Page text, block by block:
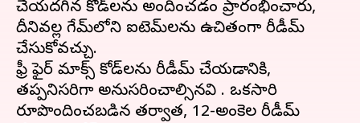
చేయదగిన కోడ్‌లను అందించడం ప్రారంభించారు,
దీనివల్ల గేమ్‌లోని ఐటెమ్‌లను ఉచితంగా రీడీమ్
చేసుకోవచ్చు.
ఫ్రీ ఫైర్ మాక్స్ కోడ్‌లను రీడీమ్ చేయడానికి,
తప్పనిసరిగా అనుసరించాల్సినవి . ఒకసారి
రూపొందించబడిన తర్వాత, 12-అంకెల రీడీమ్